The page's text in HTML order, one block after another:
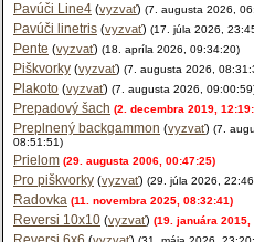
Pavúči Line4 (vyzvať) (7. augusta 2026,
Pavúči linetris (vyzvať) (17. júla 2026,
Pente (vyzvať) (18. apríla 2026, 09:34:20)
Piškvorky (vyzvať) (7. augusta 2026,
Plakoto (vyzvať) (7. augusta 2026,
Prepadový šach (2. decembra 2019,
Preplnený backgammon (vyzvať) (7.
08:51:51)
Prielom (29. augusta 2006, 00:47:25)
Pro piškvorky (vyzvať) (29. júla 2026,
Radovka (11. novembra 2025, 08:32:41)
Reversi 10x10 (vyzvať) (19. januára 2015,